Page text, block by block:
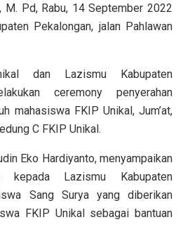
M. Pd, Rabu, 14 September 2022
Pekalongan, jalan Pahlawan
dan Lazismu Kabupaten
ceremony penyerahan
mahasiswa FKIP Unikal, Jum’at,
C FKIP Unikal.
Eko Hardiyanto, menyampaikan
Lazismu Kabupaten
Sang Surya yang diberikan
FKIP Unikal sebagai bantuan